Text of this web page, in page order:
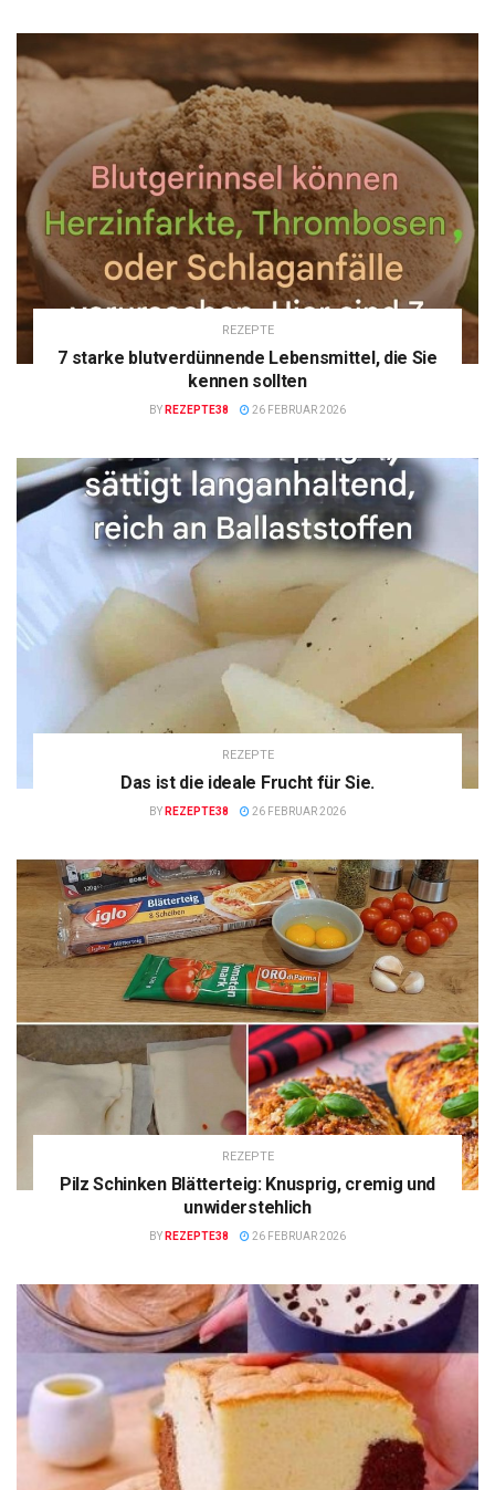
REZEPTE
7 starke blutverdünnende Lebensmittel, die Sie
kennen sollten
BY REZEPTE38 26 FEBRUAR 2026
REZEPTE
Das ist die ideale Frucht für Sie.
BY REZEPTE38 26 FEBRUAR 2026
REZEPTE
Pilz Schinken Blätterteig: Knusprig, cremig und
unwiderstehlich
BY REZEPTE38 26 FEBRUAR 2026